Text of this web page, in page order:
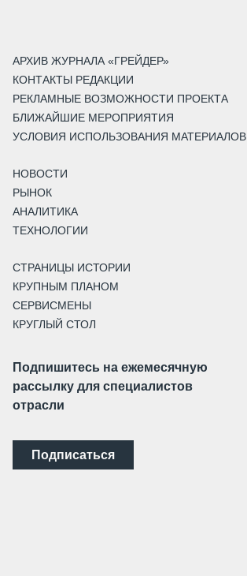
АРХИВ ЖУРНАЛА «ГРЕЙДЕР»
КОНТАКТЫ РЕДАКЦИИ
РЕКЛАМНЫЕ ВОЗМОЖНОСТИ ПРОЕКТА
БЛИЖАЙШИЕ МЕРОПРИЯТИЯ
УСЛОВИЯ ИСПОЛЬЗОВАНИЯ МАТЕРИАЛОВ
НОВОСТИ
РЫНОК
АНАЛИТИКА
ТЕХНОЛОГИИ
СТРАНИЦЫ ИСТОРИИ
КРУПНЫМ ПЛАНОМ
СЕРВИСМЕНЫ
КРУГЛЫЙ СТОЛ
Подпишитесь на ежемесячную
рассылку для специалистов
отрасли
Подписаться